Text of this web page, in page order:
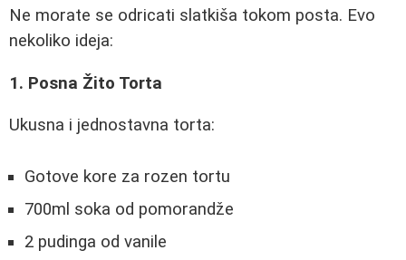
Ne morate se odricati slatkiša tokom posta. Evo
nekoliko ideja:
1. Posna Žito Torta
Ukusna i jednostavna torta:
Gotove kore za rozen tortu
700ml soka od pomorandže
2 pudinga od vanile